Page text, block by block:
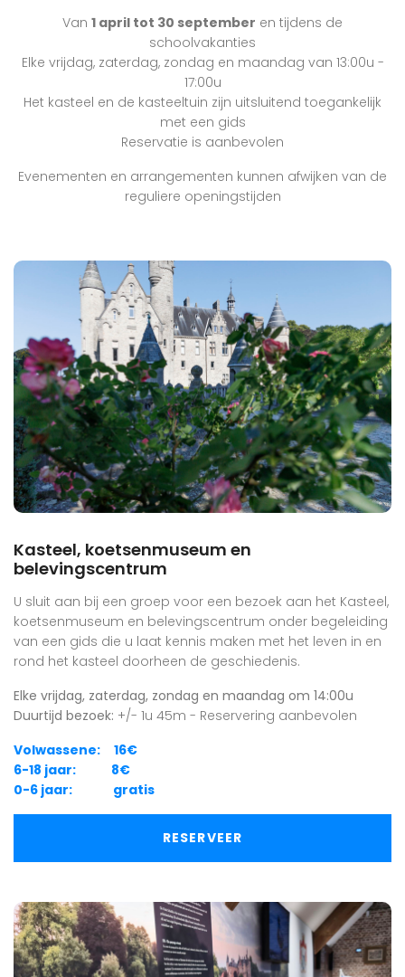
Van 1 april tot 30 september en tijdens de
schoolvakanties
Elke vrijdag, zaterdag, zondag en maandag van 13:00u -
17:00u
Het kasteel en de kasteeltuin zijn uitsluitend toegankelijk
met een gids
Reservatie is aanbevolen
Evenementen en arrangementen kunnen afwijken van de
reguliere openingstijden
Kasteel, koetsenmuseum en
belevingscentrum
U sluit aan bij een groep voor een bezoek aan het Kasteel,
koetsenmuseum en belevingscentrum onder begeleiding
van een gids die u laat kennis maken met het leven in en
rond het kasteel doorheen de geschiedenis.
Elke vrijdag, zaterdag, zondag en maandag om 14:00u
Duurtijd bezoek: +/- 1u 45m - Reservering aanbevolen
Volwassene: 16€
6-18 jaar: 8€
0-6 jaar: gratis
RESERVEER